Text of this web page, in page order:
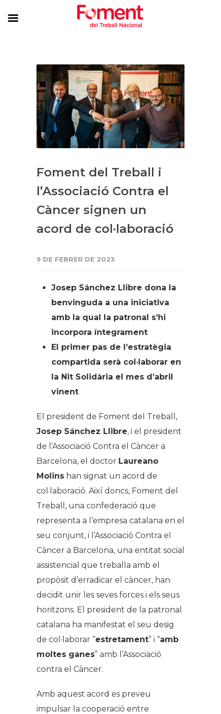
Foment del Treball i
l’Associació Contra el
Càncer signen un
acord de col·laboració
9 DE FEBRER DE 2023
Josep Sánchez Llibre dona la
benvinguda a una iniciativa
amb la qual la patronal s’hi
incorpora íntegrament
El primer pas de l’estratègia
compartida serà col·laborar en
la Nit Solidària el mes d’abril
vinent
El president de Foment del Treball,
Josep Sánchez Llibre, i el president
de l’Associació Contra el Càncer a
Barcelona, el doctor Laureano
Molins han signat un acord de
col·laboració. Així doncs, Foment del
Treball, una confederació que
representa a l’empresa catalana en el
seu conjunt, i l’Associació Contra el
Càncer a Barcelona, una entitat social
assistencial que treballa amb el
propòsit d’erradicar el càncer, han
decidit unir les seves forces i els seus
horitzons. El president de la patronal
catalana ha manifestat el seu desig
de col·laborar “estretament” i “amb
moltes ganes” amb l’Associació
contra el Càncer.
Amb aquest acord es preveu
impulsar la cooperació entre